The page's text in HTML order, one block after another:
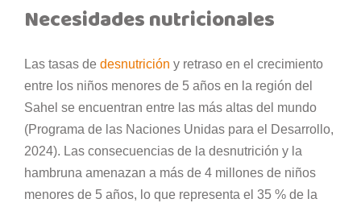
Necesidades nutricionales
Las tasas de desnutrición y retraso en el crecimiento
entre los niños menores de 5 años en la región del
Sahel se encuentran entre las más altas del mundo
(Programa de las Naciones Unidas para el Desarrollo,
2024). Las consecuencias de la desnutrición y la
hambruna amenazan a más de 4 millones de niños
menores de 5 años, lo que representa el 35 % de la